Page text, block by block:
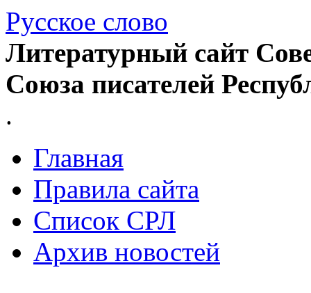
Русское слово
Литературный сайт
Союза писателей
.
Главная
Правила сайта
Список СРЛ
Архив новостей